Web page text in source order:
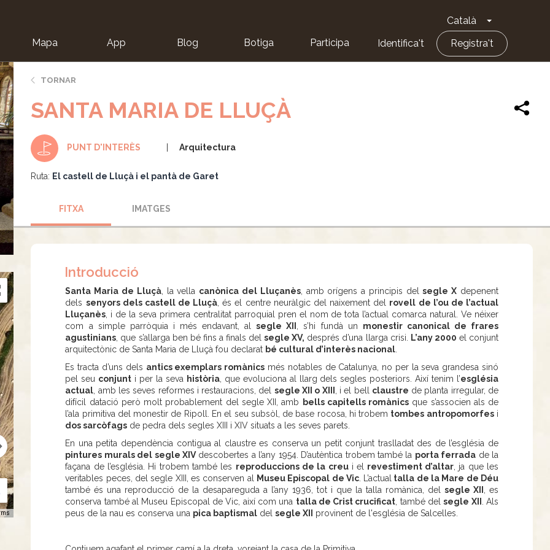
Català Toggle
Mapa App Blog Botiga Participa Identifica't Registra't
TORNAR
SANTA MARIA DE LLUÇÀ
PUNT D'INTERÈS Arquitectura
Ruta: El castell de Lluçà i el pantà de Garet
FITXA IMATGES
Introducció
Santa Maria de Lluçà, la vella canònica del Lluçanès, amb orígens a principis delsegle X depenent
dels senyors dels castell de Lluçà , és el centre neuràlgic del naixement del rovell de l’ou de l’actual
Lluçanès , i de la seva primera centralitat parroquial pren el nom de tota l’actual comarca natural. Ve néixer
com a simple parròquia i més endavant, alsegle XII , s’hi fundà un monestir canonical de frares
agustinians , que s’allarga ben bé fins a finals delsegle XV, després d’una llarga crisi. L’any 2000 el conjunt
arquitectònic de Santa Maria de Lluçà fou declarat bé cultural d’interès nacional
Es tracta d’uns dels antics exemplars romànics més notables de Catalunya, no per la seva grandesa sinó
pel seu conjunt i per la seva història, que evoluciona al llarg dels segles posteriors. Així tenim l’església
actual , amb les seves reformes i restauracions, del segle XII o XIII , i el bell claustre de planta irregular, de
difícil datació però molt probablement del segle XII, amb
bells capitells romànics que s’associen als de
l’ala primitiva del monestir de Ripoll. En el seu subsòl, de base rocosa, hi trobem tombes antropomorfesi
dos sarcòfags de pedra dels segles XIII i XIV situats a les seves parets.
En una petita dependència contigua al claustre es conserva un petit conjunt traslladat des de l’església de
pintures murals del segle XIVdescobertes a l’any 1954. D’autèntica trobem també la porta ferrada de la
façana de l’església. Hi trobem també les reproduccions de la creui el revestiment d’altar , ja que les
veritables peces, del segle XIII, es conserven al
Museu Episcopal de Vic. L’actual talla de la Mare de Déu
també és una reproducció de la desapareguda a l’any 1936, tot i que la talla romànica, delsegle XII
, es
conserva també al Museu Episcopal de Vic, així com una talla de Crist crucificat , també delsegle XII
. Als
peus de la nau es conserva una pica baptismal delsegle XII provinent de l'església de Salcelles.